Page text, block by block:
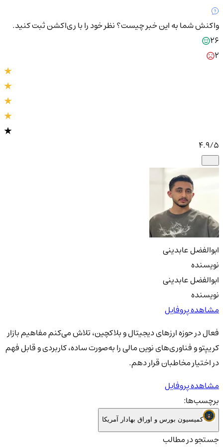
واکنش شما به این خبر چیست؟نظر خود را با ری‌اکشن ثبت کنید.
26
4.9/5
ابوالفضل عابدینی
نویسنده
ابوالفضل عابدینی
نویسنده
مشاهده پروفایل
فعال در حوزه ارزهای دیجیتال و بلاکچین، تلاش می‌کنم مفاهیم بازار
کریپتو و فناوری‌های نوین مالی را به‌صورت ساده، کاربردی و قابل فهم
در اختیار مخاطبان قرار دهم.
مشاهده پروفایل
برچسب‌ها:
کمیسیون بورس و اوراق بهادار آمریکا
جستجو در مطالب